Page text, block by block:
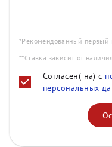
*Рекомендованный первый
**Ставка зависит от
Согласен(-на) с
персональных